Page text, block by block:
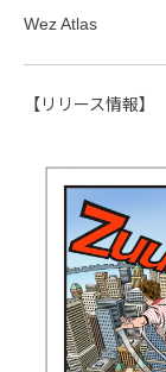
Wez Atlas
【リリース情報】